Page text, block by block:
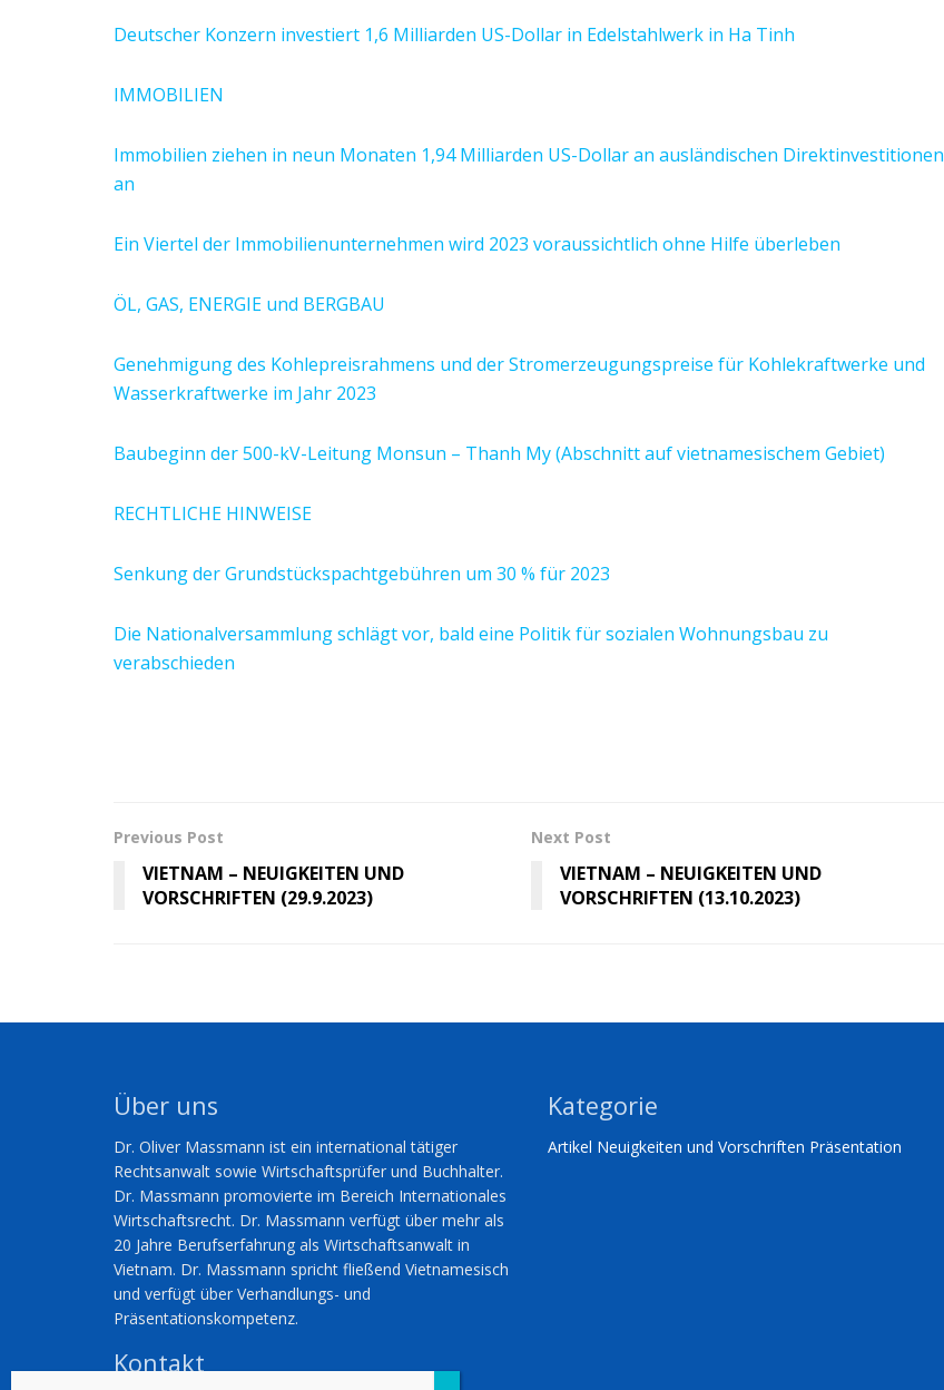
Deutscher Konzern investiert 1,6 Milliarden US-Dollar in Edelstahlwerk in Ha Tinh
IMMOBILIEN
Immobilien ziehen in neun Monaten 1,94 Milliarden US-Dollar an ausländischen Direktinvestitionen
an
Ein Viertel der Immobilienunternehmen wird 2023 voraussichtlich ohne Hilfe überleben
ÖL, GAS, ENERGIE und BERGBAU
Genehmigung des Kohlepreisrahmens und der Stromerzeugungspreise für Kohlekraftwerke und
Wasserkraftwerke im Jahr 2023
Baubeginn der 500-kV-Leitung Monsun – Thanh My (Abschnitt auf vietnamesischem Gebiet)
RECHTLICHE HINWEISE
Senkung der Grundstückspachtgebühren um 30 % für 2023
Die Nationalversammlung schlägt vor, bald eine Politik für sozialen Wohnungsbau zu
verabschieden
Previous Post
VIETNAM – NEUIGKEITEN UND
VORSCHRIFTEN (29.9.2023)
Next Post
VIETNAM – NEUIGKEITEN UND
VORSCHRIFTEN (13.10.2023)
Über uns
Dr. Oliver Massmann ist ein international tätiger
Rechtsanwalt sowie Wirtschaftsprüfer und Buchhalter.
Dr. Massmann promovierte im Bereich Internationales
Wirtschaftsrecht. Dr. Massmann verfügt über mehr als
20 Jahre Berufserfahrung als Wirtschaftsanwalt in
Vietnam. Dr. Massmann spricht fließend Vietnamesisch
und verfügt über Verhandlungs- und
Präsentationskompetenz.
Kontakt
Kategorie
Artikel Neuigkeiten und Vorschriften Präsentation